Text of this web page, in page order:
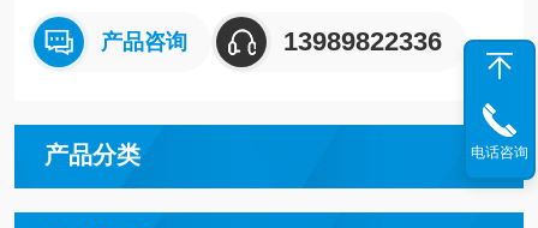
产品咨询 13989822336
产品分类 电话咨询